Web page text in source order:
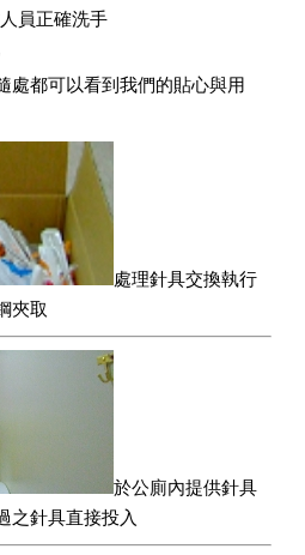
員正確洗手
都可以看到我們的貼心與用
處理針具交換執行
夾取
於公廁內提供針具
之針具直接投入